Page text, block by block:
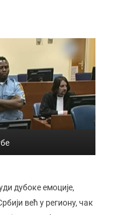
дубоке емоције,
већ у региону, чак